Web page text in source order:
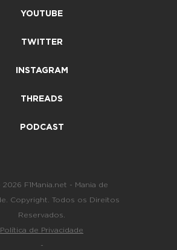
YOUTUBE
TWITTER
INSTAGRAM
THREADS
PODCAST
F1Mania.net - Mania de
Copyright. Todos os Direitos
Reservados.
Política de Privacidade
-